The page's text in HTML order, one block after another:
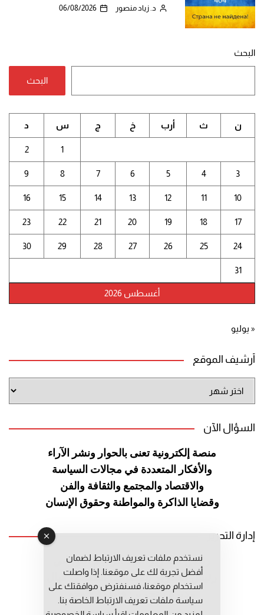
د. زياد منصور 06/08/2026
البحث
البحث
أغسطس 2026
ن ث أرب خ ج س د
1
2
3
4
5
6
7
8
9
10
11
12
13
14
15
16
17
18
19
20
21
22
23
24
25
26
27
28
29
30
31
« يوليو
أرشيف الموقع
الموقع
السؤال الآن
منصة إلكترونية تعنى بالحوار ونشر الآراء
والأفكار المتعددة في مجالات السياسة
والاقتصاد والمجتمع والثقافة والفن
وقضايا الذاكرة والمواطنة وحقوق الإنسان
إدارة التحرير
رئيس التحرير: عبد الرحيم التوراني
رئيس التحرير المساعد: المعطي قبال
مديرة التحرير: فاطمة حوحو
نستخدم ملفات تعريف الارتباط لضمان
أفضل تجربة لك على موقعنا. إذا واصلت
استخدام موقعنا، فسنفترض موافقتك على
سياسة ملفات تعريف الارتباط الخاصة بنا.